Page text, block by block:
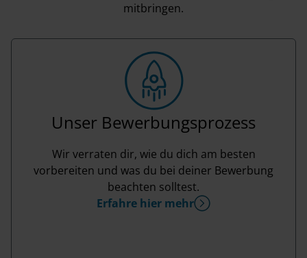
mitbringen.
Unser Bewerbungsprozess
Wir verraten dir, wie du dich am besten
vorbereiten und was du bei deiner Bewerbung
beachten solltest.
Erfahre hier mehr